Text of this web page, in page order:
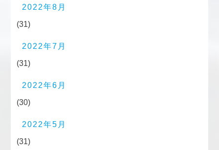
2022年8月
(31)
2022年7月
(31)
2022年6月
(30)
2022年5月
(31)